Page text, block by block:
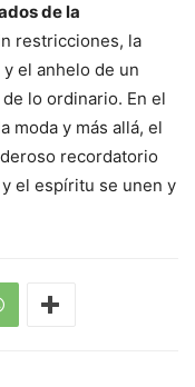
de la
restricciones, la
el anhelo de un
lo ordinario. En el
moda y más allá, el
recordatorio
el espíritu se unen y